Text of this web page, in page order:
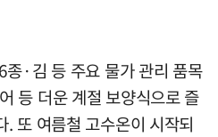
·김 등 주요 물가 관리 품목
등 더운 계절 보양식으로 즐
또 여름철 고수온이 시작되